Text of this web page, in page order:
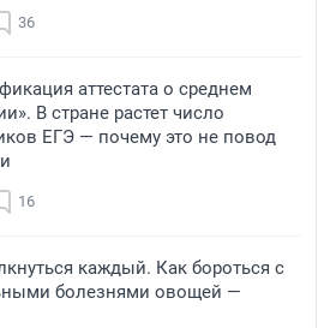
36
аттестата о среднем
В стране растет число
ЕГЭ — почему это не повод
16
каждый. Как бороться с
болезнями овощей —